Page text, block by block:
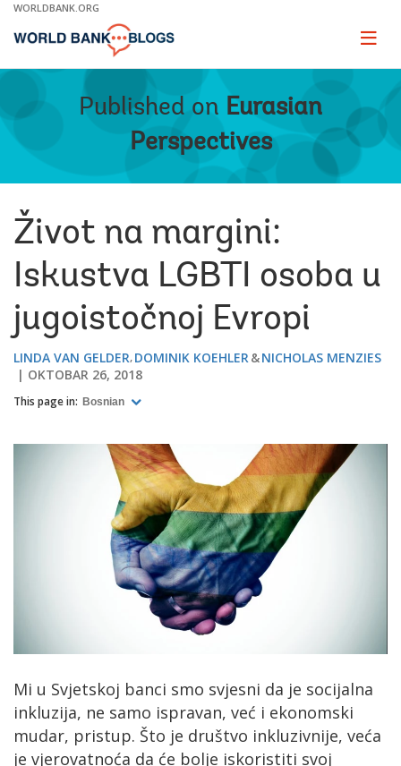
Skip
Main
WORLDBANK.ORG
Page
Published on Eurasian
Perspectives
Život na margini:
Iskustva LGBTI osoba u
jugoistočnoj Evropi
LINDA VAN GELDER DOMINIK KOEHLER
NICHOLAS MENZIES
OKTOBAR 26, 2018
This page in: Bosnian
Mi u Svjetskoj banci smo svjesni da je socijalna
inkluzija, ne samo ispravan, već i ekonomski
mudar, pristup. Što je društvo inkluzivnije, veća
je vjerovatnoća da će bolje iskoristiti svoj